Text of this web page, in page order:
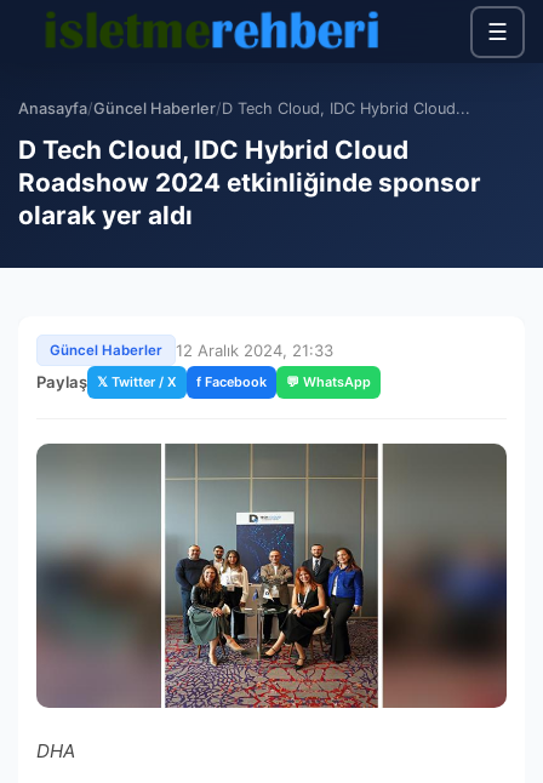
☰
Anasayfa/Güncel Haberler/D Tech Cloud, IDC Hybrid Cloud...
D Tech Cloud, IDC Hybrid Cloud
Roadshow 2024 etkinliğinde sponsor
olarak yer aldı
Güncel Haberler
12 Aralık 2024, 21:33
Paylaş 𝕏 Twitter / X f Facebook 💬 WhatsApp
DHA